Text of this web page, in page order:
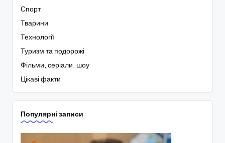
Спорт
Тварини
Технології
Туризм та подорожі
Фільми, серіали, шоу
Цікаві факти
Популярні записи